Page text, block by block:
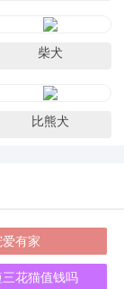
柴犬
比熊犬
爱有家
花猫值钱吗